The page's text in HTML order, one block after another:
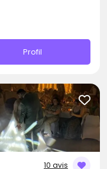
Profil
10 avis